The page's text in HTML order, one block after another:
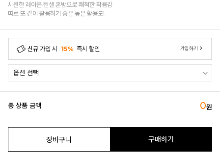
시원한 레이온·텐셀 혼방으로 쾌적한 착용감
따로 또 같이 활용하기 좋은 높은 활용도!
신규 가입 시 15% 즉시 할인 가입하기
총 상품 금액 0원
장바구니 구매하기